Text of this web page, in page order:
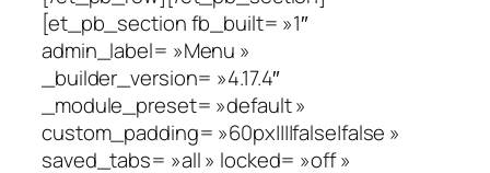
[et_pb_section fb_built= »1″
admin_label= »Menu »
_builder_version= »4.17.4″
_module_preset= »default »
custom_padding= »60px||||false|false »
saved_tabs= »all » locked= »off »